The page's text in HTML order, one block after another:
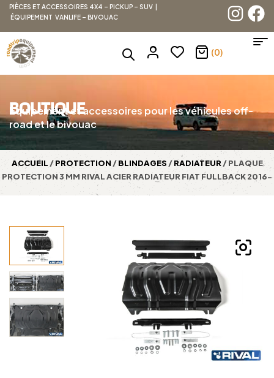
PIÈCES ET ACCESSOIRES 4X4 – PICKUP – SUV |
ÉQUIPEMENT VANLIFE – BIVOUAC
(0)
BOUTIQUE
Équipement et accessoires pour les véhicules off-
road et le bivouac
ACCUEIL /PROTECTION /BLINDAGES /RADIATEUR / PLAQUE
PROTECTION 3 MM RIVAL ACIER RADIATEUR FIAT FULLBACK 2016-